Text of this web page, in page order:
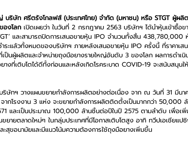
ริษัท ศรีตรังโกลฟส์ (ประเทศไทย) จำกัด (มหาชน) หรือ STGT ผู้ผลิ
องโลก เปิดเผยว่า ในวันที่ 2 กรกฎาคม 2563 บริษัทฯ ได้นำหุ้นเข้าซื้อข
และสามารถปิดการเสนอขายหุ้น IPO จำนวนทั้งสิ้น 438,780,000
ระแล้วทั้งหมดของบริษัทฯ ภายหลังเสนอขายหุ้น IPO ครั้งนี้ ที่ราคาเส
ป็นผู้ผลิตและจำหน่ายถุงมือยางรายใหญ่อันดับ 3 ของโลก ผลการดำเนิ
งที่เติบโตได้ดีทั้งก่อนและหลังเกิดโรคระบาด COVID-19 จะสนับสนุนใ
ริษัทฯ วางแผนขยายกำลังการผลิตอย่างต่อเนื่อง จาก ณ วันที่ 31 มีน
กโรงงาน 3 แห่ง จะขยายกำลังการผลิตติดตั้งเป็นมากกว่า 50,000
และเป็นประมาณ 100,000 ล้านชิ้นต่อปีในปี 2575 ตามลำดับ เพื่อเ
ายตลาดใหม่ๆ ในกลุ่มประเทศที่มีโอกาสเติบโตสูง อาทิ ทวีปเอเชียแ
ขอนามัยและมีแนวโน้มความต้องการใช้ถุงมือยางเพิ่มขึ้น